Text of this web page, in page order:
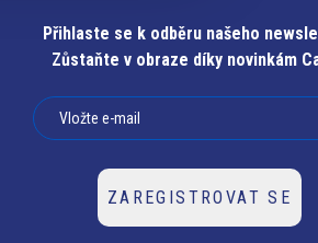
Přihlaste se k odběru našeho
Zůstaňte v obraze díky novinkám
ZAREGISTROVAT SE